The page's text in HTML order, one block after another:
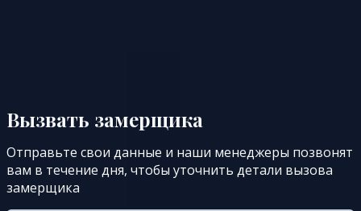
Вызвать замерщика
Отправьте свои данные и наши менеджеры позвонят
вам в течение дня, чтобы уточнить детали вызова
замерщика